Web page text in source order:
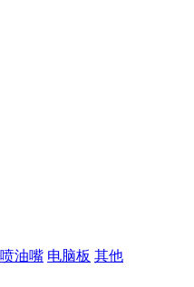
喷油嘴 电脑板 其他